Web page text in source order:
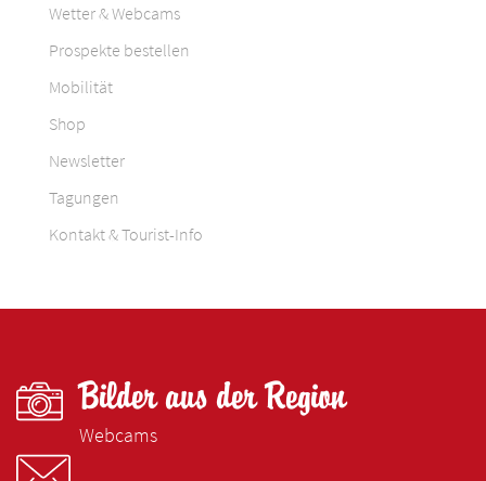
Wetter & Webcams
Prospekte bestellen
Mobilität
Shop
Newsletter
Tagungen
Kontakt & Tourist-Info
Bilder aus der Region
Webcams